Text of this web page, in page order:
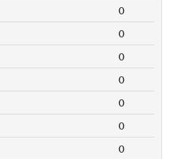
0
0
0
0
0
0
0